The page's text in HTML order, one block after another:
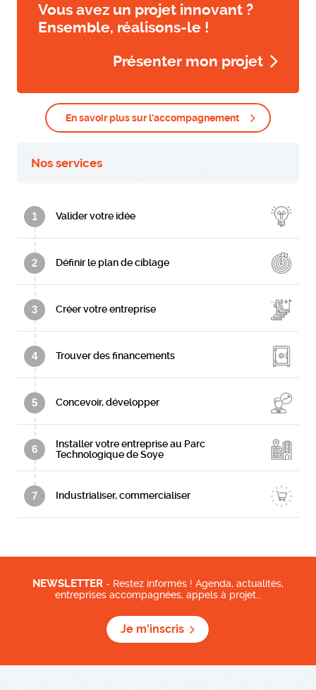
Vous avez un projet innovant ?
Ensemble, réalisons-le !
Présenter mon projet
En savoir plus sur l'accompagnement
Nos services
1 Valider votre idée
2 Définir le plan de ciblage
3 Créer votre entreprise
4 Trouver des financements
5 Concevoir, développer
6
Installer votre entreprise au Parc
Technologique de Soye
7 Industrialiser, commercialiser
NEWSLETTER - Restez informés ! Agenda, actualités,
entreprises accompagnées, appels à projet…
Je m'inscris